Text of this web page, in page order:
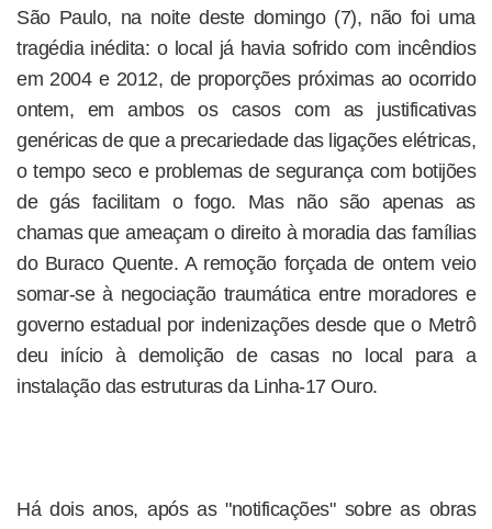
São Paulo, na noite deste domingo (7), não foi uma
tragédia inédita: o local já havia sofrido com incêndios
em 2004 e 2012, de proporções próximas ao ocorrido
ontem, em ambos os casos com as justificativas
genéricas de que a precariedade das ligações elétricas,
o tempo seco e problemas de segurança com botijões
de gás facilitam o fogo. Mas não são apenas as
chamas que ameaçam o direito à moradia das famílias
do Buraco Quente. A remoção forçada de ontem veio
somar-se à negociação traumática entre moradores e
governo estadual por indenizações desde que o Metrô
deu início à demolição de casas no local para a
instalação das estruturas da Linha-17 Ouro.
Há dois anos, após as "notificações" sobre as obras